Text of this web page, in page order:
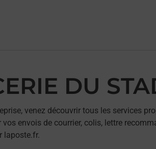
DU
venez découvrir tous les services
envois de courrier, colis, lettre
laposte.fr.